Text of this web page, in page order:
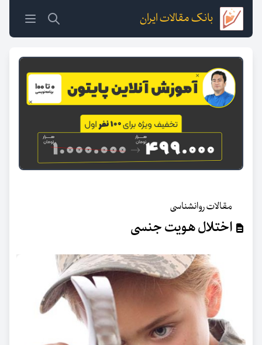
بانک مقالات ایران
مقالات روانشناسی
اختلال هویت جنسی